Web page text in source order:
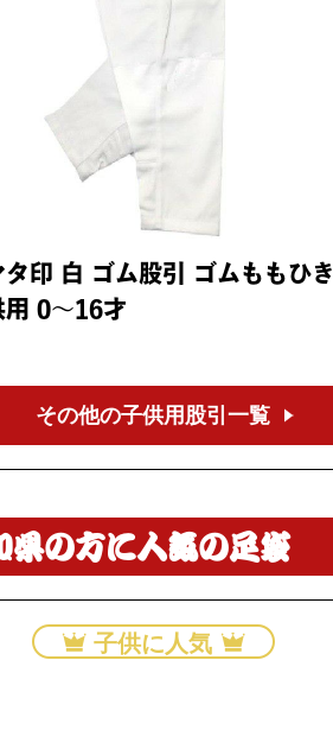
タ印 白 ゴム股引 ゴムももひき
用 0～16才
その他の子供用 股引一覧
県の方に人気の足袋
子供に人気